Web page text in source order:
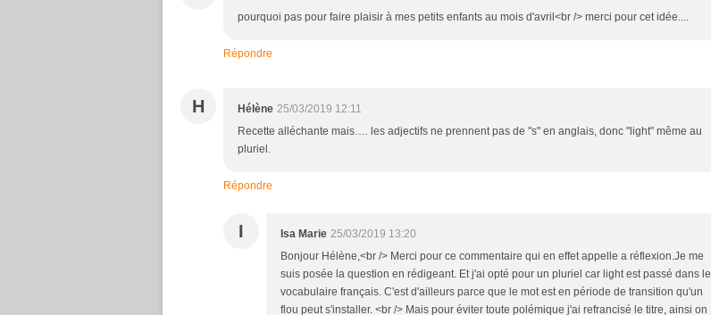
pourquoi pas pour faire plaisir à mes petits enfants au mois d'avril<br /> merci pour cet idée....
Répondre
H Hélène 25/03/2019 12:11
Recette alléchante mais…. les adjectifs ne prennent pas de "s" en anglais, donc "light" même au
pluriel.
Répondre
I Isa Marie 25/03/2019 13:20
Bonjour Hélène,<br /> Merci pour ce commentaire qui en effet appelle a réflexion.Je me
suis posée la question en rédigeant. Et j'ai opté pour un pluriel car light est passé dans le
vocabulaire français. C'est d'ailleurs parce que le mot est en période de transition qu'un
flou peut s'installer. <br /> Mais pour éviter toute polémique j'ai refrancisé le titre, ainsi on